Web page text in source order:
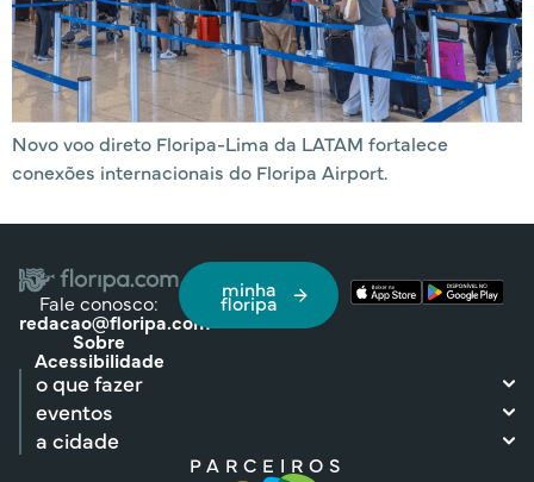
Novo voo direto Floripa-Lima da LATAM fortalece
conexões internacionais do Floripa Airport.
Fale conosco:
redacao@floripa.com
Sobre
Acessibilidade
minha
floripa
o que fazer
eventos
a cidade
PARCEIROS